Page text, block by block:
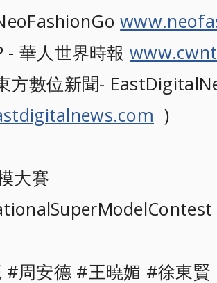
- 華人世界時報
方數位新聞-
)
大賽
t
#周安德 #王曉媚 #徐東賢